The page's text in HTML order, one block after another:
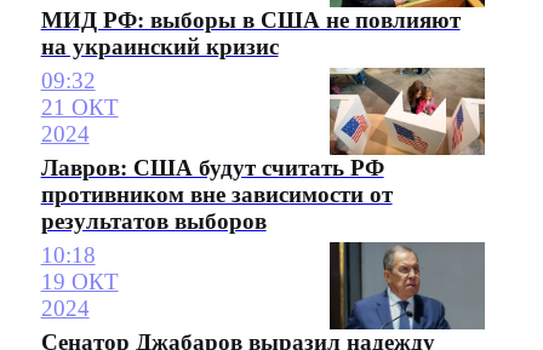
МИД РФ: выборы в США не повлияют
на украинский кризис
09:32
21 ОКТ
2024
Лавров: США будут считать РФ
противником вне зависимости от
результатов выборов
10:18
19 ОКТ
2024
Сенатор Джабаров выразил надежду